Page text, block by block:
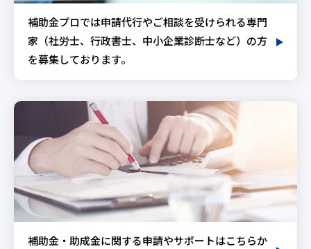
補助金プロでは申請代行やご相談を受けられる専門
家（社労士、行政書士、中小企業診断士など）の方
を募集しております。
補助金・助成金に関する申請やサポートはこちらか